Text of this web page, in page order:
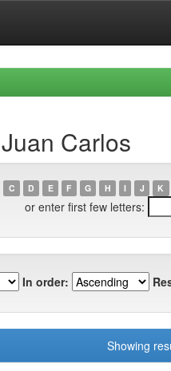
Carlos
C D E F G H I J K
or enter first few letters:
In order:
Showing